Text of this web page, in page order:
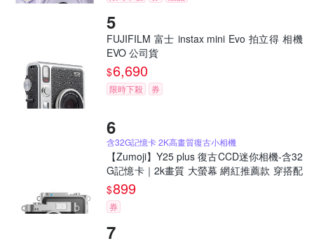
FUJIFILM 富士 instax mini Evo 拍立得 相機
EVO 公司貨
$6,690
限時下殺 券
含32G記憶卡 2K高畫質復古小相機
【Zumoji】Y25 plus 復古CCD迷你相機-含32
G記憶卡｜2k畫質 大螢幕 網紅推薦款 穿搭配
件 聖誕禮物
$899
券